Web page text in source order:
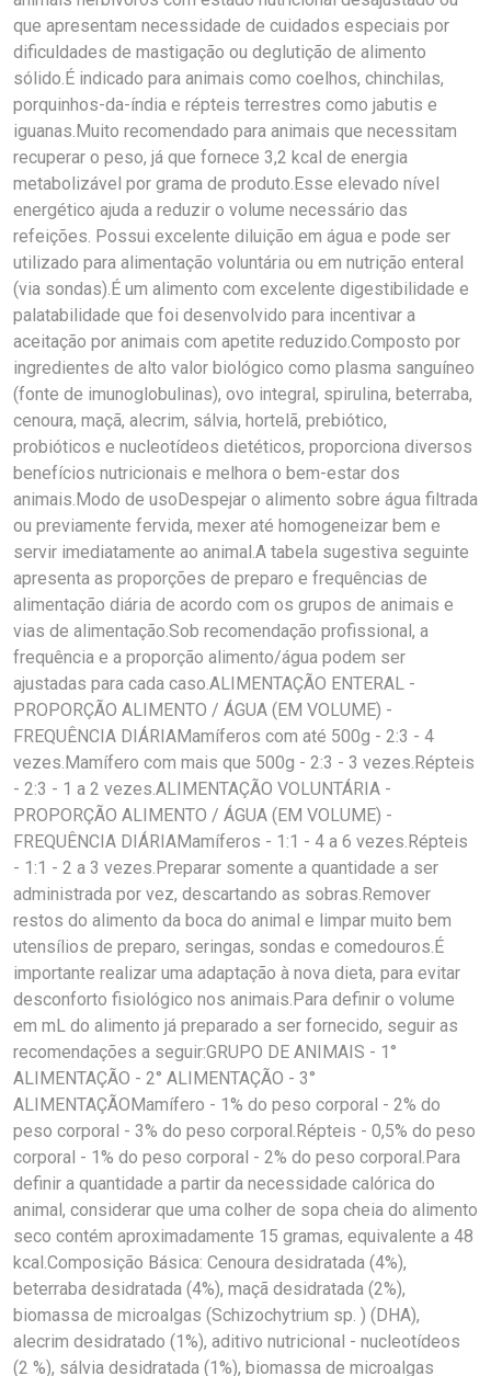
que apresentam necessidade de cuidados especiais por
dificuldades de mastigação ou deglutição de alimento
sólido.É indicado para animais como coelhos, chinchilas,
porquinhos-da-índia e répteis terrestres como jabutis e
iguanas.Muito recomendado para animais que necessitam
recuperar o peso, já que fornece 3,2 kcal de energia
metabolizável por grama de produto.Esse elevado nível
energético ajuda a reduzir o volume necessário das
refeições. Possui excelente diluição em água e pode ser
utilizado para alimentação voluntária ou em nutrição enteral
(via sondas).É um alimento com excelente digestibilidade e
palatabilidade que foi desenvolvido para incentivar a
aceitação por animais com apetite reduzido.Composto por
ingredientes de alto valor biológico como plasma sanguíneo
(fonte de imunoglobulinas), ovo integral, spirulina, beterraba,
cenoura, maçã, alecrim, sálvia, hortelã, prebiótico,
probióticos e nucleotídeos dietéticos, proporciona diversos
benefícios nutricionais e melhora o bem-estar dos
animais.Modo de usoDespejar o alimento sobre água filtrada
ou previamente fervida, mexer até homogeneizar bem e
servir imediatamente ao animal.A tabela sugestiva seguinte
apresenta as proporções de preparo e frequências de
alimentação diária de acordo com os grupos de animais e
vias de alimentação.Sob recomendação profissional, a
frequência e a proporção alimento/água podem ser
ajustadas para cada caso.ALIMENTAÇÃO ENTERAL -
PROPORÇÃO ALIMENTO / ÁGUA (EM VOLUME) -
FREQUÊNCIA DIÁRIAMamíferos com até 500g - 2:3 - 4
vezes.Mamífero com mais que 500g - 2:3 - 3 vezes.Répteis
- 2:3 - 1 a 2 vezes.ALIMENTAÇÃO VOLUNTÁRIA -
PROPORÇÃO ALIMENTO / ÁGUA (EM VOLUME) -
FREQUÊNCIA DIÁRIAMamíferos - 1:1 - 4 a 6 vezes.Répteis
- 1:1 - 2 a 3 vezes.Preparar somente a quantidade a ser
administrada por vez, descartando as sobras.Remover
restos do alimento da boca do animal e limpar muito bem
utensílios de preparo, seringas, sondas e comedouros.É
importante realizar uma adaptação à nova dieta, para evitar
desconforto fisiológico nos animais.Para definir o volume
em mL do alimento já preparado a ser fornecido, seguir as
recomendações a seguir:GRUPO DE ANIMAIS - 1°
ALIMENTAÇÃO - 2° ALIMENTAÇÃO - 3°
ALIMENTAÇÃOMamífero - 1% do peso corporal - 2% do
peso corporal - 3% do peso corporal.Répteis - 0,5% do peso
corporal - 1% do peso corporal - 2% do peso corporal.Para
definir a quantidade a partir da necessidade calórica do
animal, considerar que uma colher de sopa cheia do alimento
seco contém aproximadamente 15 gramas, equivalente a 48
kcal.Composição Básica: Cenoura desidratada (4%),
beterraba desidratada (4%), maçã desidratada (2%),
biomassa de microalgas (Schizochytrium sp. ) (DHA),
alecrim desidratado (1%), aditivo nutricional - nucleotídeos
(2 %), sálvia desidratada (1%), biomassa de microalgas